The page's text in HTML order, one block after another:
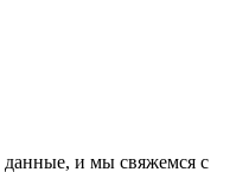
данные, и мы свяжемся с